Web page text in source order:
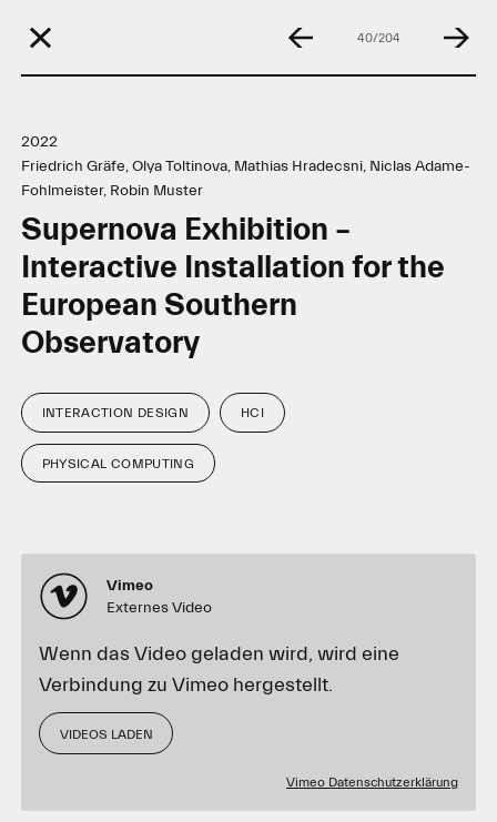
40/204
2022
Friedrich Gräfe, Olya Toltinova, Mathias Hradecsni, Niclas Adame-
Fohlmeister, Robin Muster
Supernova Exhibition –
Interactive Installation for the
European Southern
Observatory
TagsINTERACTION DESIGN HCI
PHYSICAL COMPUTING
Vimeo
Externes Video
Wenn das Video geladen wird, wird eine
Verbindung zu Vimeo hergestellt.
VIDEOS LADEN
Vimeo Datenschutzerklärung